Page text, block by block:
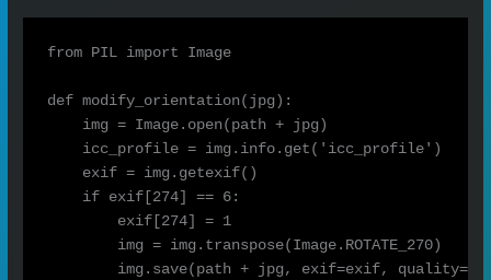
from PIL import Image
def modify_orientation(jpg):
    img = Image.open(path + jpg)
    icc_profile = img.info.get('icc_profile')
    exif = img.getexif()
    if exif[274] == 6:
        exif[274] = 1
        img = img.transpose(Image.ROTATE_270)